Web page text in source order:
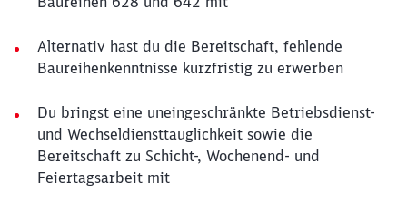
Alternativ hast du die Bereitschaft, fehlende
Baureihenkenntnisse kurzfristig zu erwerben
Du bringst eine uneingeschränkte Betriebsdienst-
und Wechseldiensttauglichkeit sowie die
Bereitschaft zu Schicht-, Wochenend- und
Feiertagsarbeit mit